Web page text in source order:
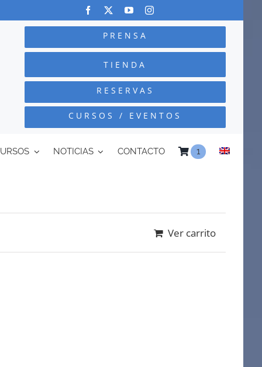
PRENSA
TIENDA
RESERVAS
CURSOS / EVENTOS
NOTICIAS CONTACTO 1
Ver carrito